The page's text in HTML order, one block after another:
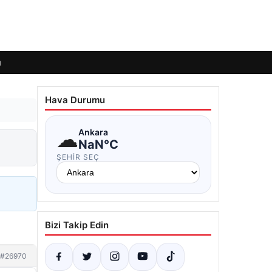
#26970
Hava Durumu
☁Ankara
NaN°C
ŞEHIR SEÇ
Bizi Takip Edin